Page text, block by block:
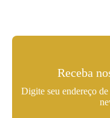
Receba
Digite seu endereço